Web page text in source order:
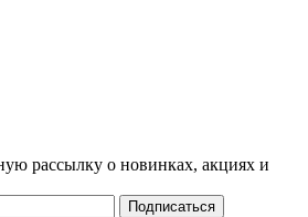
рассылку о новинках, акциях и